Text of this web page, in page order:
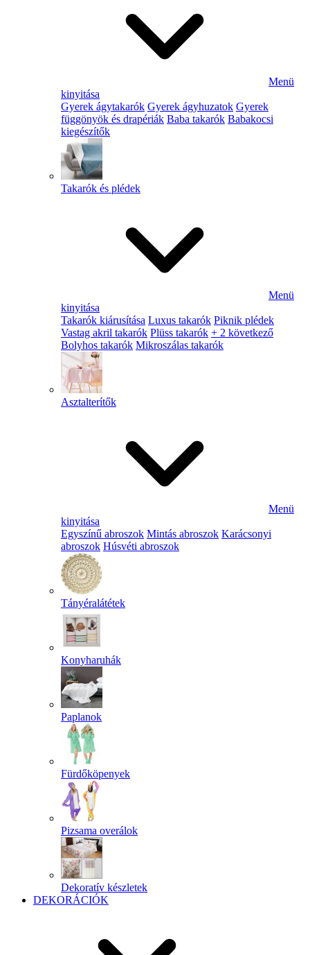
Menü
kinyitása
Gyerek ágytakarók Gyerek ágyhuzatok Gyerek
függönyök és drapériák Baba takarók Babakocsi
kiegészítők
Takarók és plédek
Menü
kinyitása
Takarók kiárusítása Luxus takarók Piknik plédek
Vastag akril takarók Plüss takarók + 2 következő
Bolyhos takarók Mikroszálas takarók
Asztalterítők
Menü
kinyitása
Egyszínű abroszok Mintás abroszok Karácsonyi
abroszok Húsvéti abroszok
Tányéralátétek
Konyharuhák
Paplanok
Fürdőköpenyek
Pizsama overálok
Dekoratív készletek
DEKORÁCIÓK